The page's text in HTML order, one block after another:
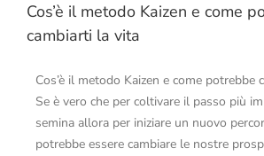
Cos’è il metodo Kaizen e come
cambiarti la vita
Cos’è il metodo Kaizen e come potrebbe
Se è vero che per coltivare il passo più
semina allora per iniziare un nuovo
potrebbe essere cambiare le nostre